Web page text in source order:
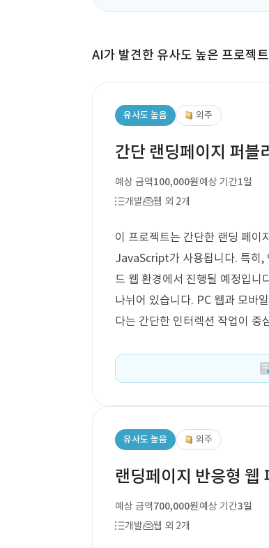
AI가 발견한 유사도 높은 프로젝
유사도 높음 외주
간단 랜딩페이지 퍼블
예상 금액100,000원예상 기간1일
개발
웹 외 2개
이 프로젝트는 간단한 랜딩 페이
JavaScript가 사용됩니다. 특히,
드 웹 환경에서 진행될 예정입니
나뉘어 있습니다. PC 웹과 모바
다는 간단한 인터렉션 작업이 중
유사도 높음 외주
랜딩페이지 반응형 웹
예상 금액700,000원예상 기간3일
개발
웹 외 2개